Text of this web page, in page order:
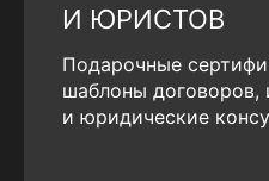
И ЮРИСТОВ
Подарочные
шаблоны договоров,
и юридические